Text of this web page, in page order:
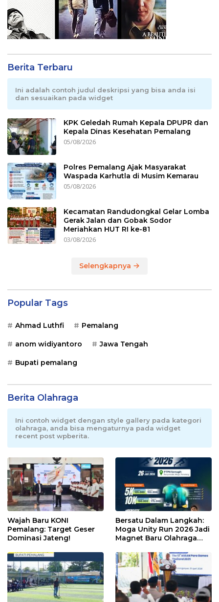
Berita Terbaru
Ini adalah contoh judul deskripsi yang bisa anda isi
dan sesuaikan pada widget
KPK Geledah Rumah Kepala DPUPR dan
Kepala Dinas Kesehatan Pemalang
05/08/2026
Polres Pemalang Ajak Masyarakat
Waspada Karhutla di Musim Kemarau
05/08/2026
Kecamatan Randudongkal Gelar Lomba
Gerak Jalan dan Gobak Sodor
Meriahkan HUT RI ke-81
03/08/2026
Selengkapnya
Popular Tags
Ahmad Luthfi Pemalang
anom widiyantoro Jawa Tengah
Bupati pemalang
Berita Olahraga
Ini contoh widget dengan style gallery pada kategori
olahraga, anda bisa mengaturnya pada widget
recent post wpberita.
Wajah Baru KONI
Pemalang: Target Geser
Dominasi Jateng!
Bersatu Dalam Langkah:
Moga Unity Run 2026 Jadi
Magnet Baru Olahraga